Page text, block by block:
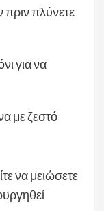
πριν πλύνετε
για να
με ζεστό
να μειώσετε